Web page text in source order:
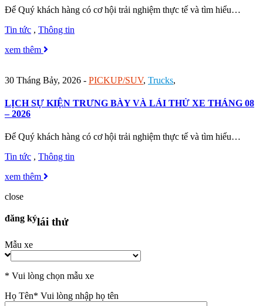
Để Quý khách hàng có cơ hội trải nghiệm thực tế và tìm hiểu…
Tin tức , Thông tin
xem thêm
30 Tháng Bảy, 2026 - PICKUP/SUV, Trucks,
LỊCH SỰ KIỆN TRƯNG BÀY VÀ LÁI THỬ XE THÁNG 08
– 2026
Để Quý khách hàng có cơ hội trải nghiệm thực tế và tìm hiểu…
Tin tức , Thông tin
xem thêm
close
đăng kýlái thử
Mẫu xe
* Vui lòng chọn mẫu xe
Họ Tên* Vui lòng nhập họ tên